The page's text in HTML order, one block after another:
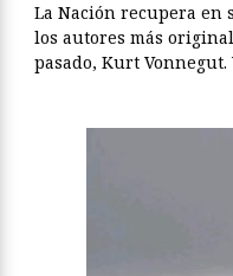
La Nación recupera en
los autores más
pasado, Kurt Vonnegut.